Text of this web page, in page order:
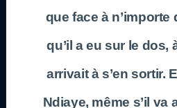
que face à
qu’il a eu sur le dos,
arrivait à s’en sortir.
Ndiaye, même s’il va